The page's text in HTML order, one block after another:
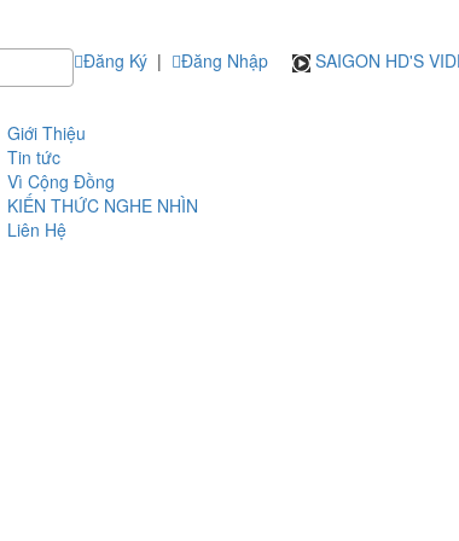
Đăng Ký | Đăng Nhập SAIGON HD'S
Giới Thiệu
Tin tức
Vì Cộng Đồng
KIẾN THỨC NGHE NHÌN
Liên Hệ